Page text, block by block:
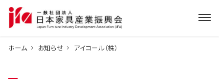
ホーム お知らせ アイコール（株）